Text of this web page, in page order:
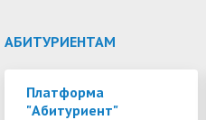
АБИТУРИЕНТАМ
Платформа
"Абитуриент"